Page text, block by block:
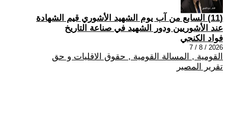
(11) السابع من آب يوم الشهيد الأشوري قيم الشهادة
عند الأشوريين ودور الشهيد في صناعة التاريخ
فواد الكنجي
2026 / 8 / 7
القومية , المسالة القومية , حقوق الاقليات و حق
تقرير المصير